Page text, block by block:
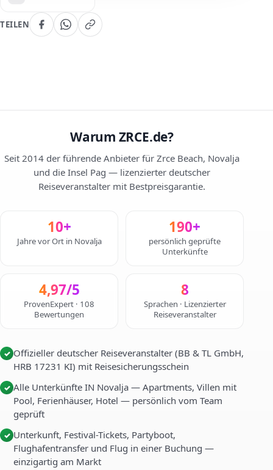
TEILEN
Warum ZRCE.de?
Seit 2014 der führende Anbieter für Zrce Beach, Novalja
und die Insel Pag — lizenzierter deutscher
Reiseveranstalter mit Bestpreisgarantie.
10+
Jahre vor Ort in Novalja
190+
persönlich geprüfte
Unterkünfte
4,97/5
ProvenExpert · 108
Bewertungen
8
Sprachen · Lizenzierter
Reiseveranstalter
✓ Offizieller deutscher Reiseveranstalter (BB & TL GmbH,
HRB 17231 KI) mit Reisesicherungsschein
✓ Alle Unterkünfte IN Novalja — Apartments, Villen mit
Pool, Ferienhäuser, Hotel — persönlich vom Team
geprüft
✓ Unterkunft, Festival-Tickets, Partyboot,
Flughafentransfer und Flug in einer Buchung —
einzigartig am Markt